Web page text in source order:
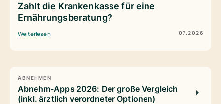
Zahlt die Krankenkasse für eine
Ernährungsberatung?
Weiterlesen 07.2026
ABNEHMEN
Abnehm-Apps 2026: Der große Vergleich
(inkl. ärztlich verordneter Optionen)